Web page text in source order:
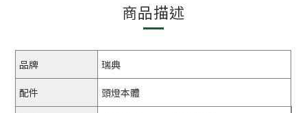
商品描述
品牌 瑞典
配件 頭燈本體